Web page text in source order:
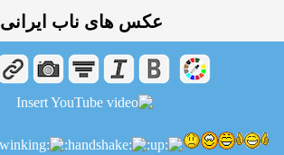
عکس های ناب ایرانی